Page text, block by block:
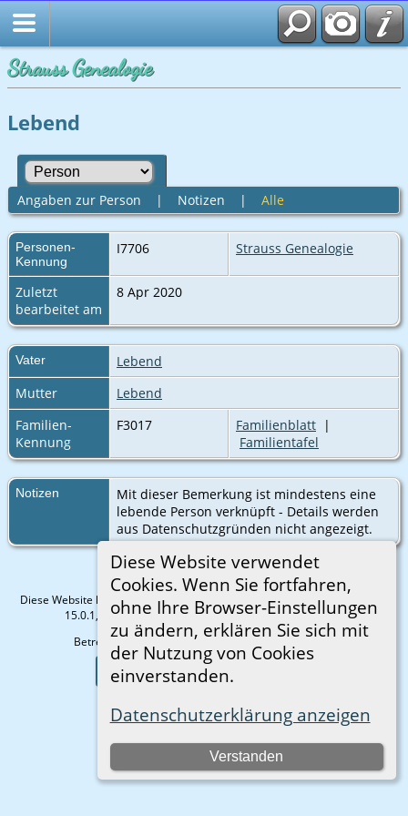
Strauss Genealogie
Diese Website verwendet
Cookies. Wenn Sie fortfahren,
ohne Ihre Browser-Einstellungen
zu ändern, erklären Sie sich mit
der Nutzung von Cookies
einverstanden.
Datenschutzerklärung anzeigen
Verstanden
Lebend
Angaben zur Person | Notizen | Alle
Personen-
Kennung
I7706 Strauss Genealogie
Zuletzt
bearbeitet am
8 Apr 2020
Vater
Lebend
Mutter
Lebend
Familien-
Kennung
F3017 Familienblatt |
Familientafel
Notizen
Mit dieser Bemerkung ist mindestens eine
lebende Person verknüpft - Details werden
aus Datenschutzgründen nicht angezeigt.
Diese Website läuft mit The Next Generation of Genealogy Sitebuilding
15.0.1, programmiert von Darrin Lythgoe © 2001-2026.
Betreut vonGisela Strauß . | Datenschutzerklärung .
Zur Desktop-Webseite wechseln